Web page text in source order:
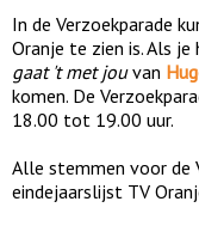
In de Verzoekparade
Oranje te zien is. Als
gaat 't met jouvan
komen. De
18.00 tot 19.00 uur.
Alle stemmen voor de
eindejaarslijst TV